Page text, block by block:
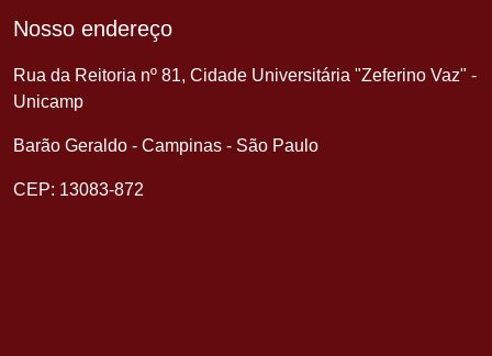
Nosso endereço
Rua da Reitoria nº 81, Cidade Universitária "Zeferino Vaz" -
Unicamp
Barão Geraldo - Campinas - São Paulo
CEP: 13083-872